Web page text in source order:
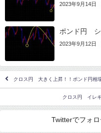
2023年9月14日
ポンド円 シ
2023年9月12日
クロス円 大きく上昇！！ポンド円相
クロス円 イレギ
Twitterでフォロ